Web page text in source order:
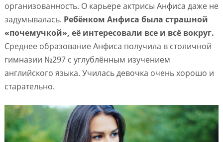
организованность. О карьере актрисы Анфиса даже не
задумывалась. Ребёнком Анфиса была страшной
«почемучкой», её интересовали все и всё вокруг.
Среднее образование Анфиса получила в столичной
гимназии №297 с углублённым изучением
английского языка. Училась девочка очень хорошо и
старательно.